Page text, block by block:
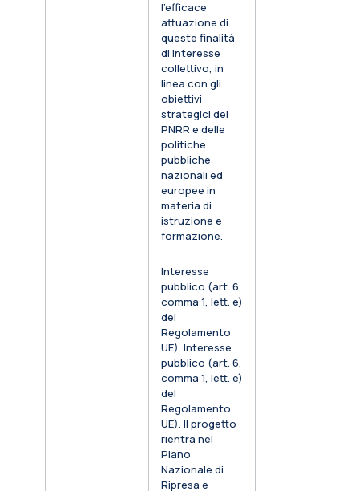
l’efficace
attuazione di
queste finalità
di interesse
collettivo, in
linea con gli
obiettivi
strategici del
PNRR e delle
politiche
pubbliche
nazionali ed
europee in
materia di
istruzione e
formazione.
Interesse
pubblico (art. 6,
comma 1, lett. e)
del
Regolamento
UE). Interesse
pubblico (art. 6,
comma 1, lett. e)
del
Regolamento
UE). Il progetto
rientra nel
Piano
Nazionale di
Ripresa e